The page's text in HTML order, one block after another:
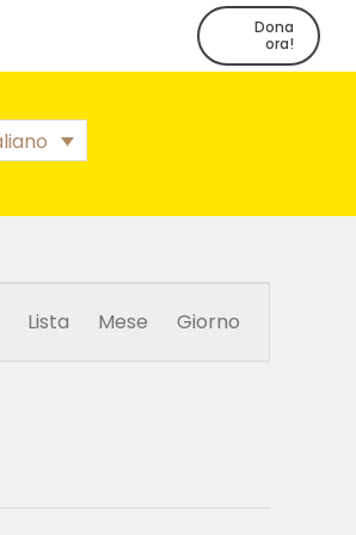
Dona
ora!
Evento
Lista Mese Giorno